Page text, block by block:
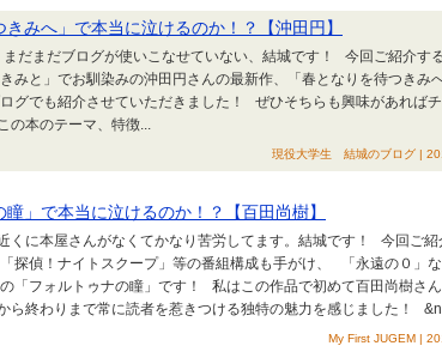
きみへ」で本当に泣けるのか！？【沖田円】
だまだブログが使いこなせていない、結城です！ 今回ご紹
きみと」でお馴染みの沖田円さんの最新作、「春となりを待つき
グでも紹介させていただきました！ ぜひそちらも興味があれば
本のテーマ、特徴...
現役大学生 結城のブログ |
瞳」で本当に泣けるのか！？【百田尚樹】
に本屋さんがなくてかなり苦労してます。結城です！ 今回ご
探偵！ナイトスクープ」等の番組構成も手がけ、 「永遠の０」
「フォルトゥナの瞳」です！ 私はこの作品で初めて百田尚樹さ
ら終わりまで常に読者を惹きつける独特の魅力を感じました！
My First JUGEM |